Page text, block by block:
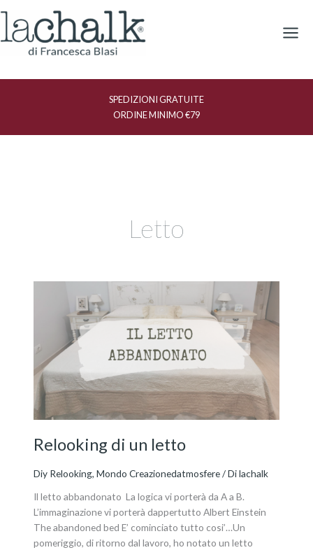
contenuto
SPEDIZIONI GRATUITE
ORDINE MINIMO €79
Letto
Relooking di un letto
Diy Relooking,Mondo Creazionedatmosfere/ Dilachalk
Il letto abbandonato La logica vi porterà da A a B.
L’immaginazione vi porterà dappertutto Albert Einstein
The abandoned bed E’ cominciato tutto cosi’…Un
pomeriggio, di ritorno dal lavoro, ho notato un letto